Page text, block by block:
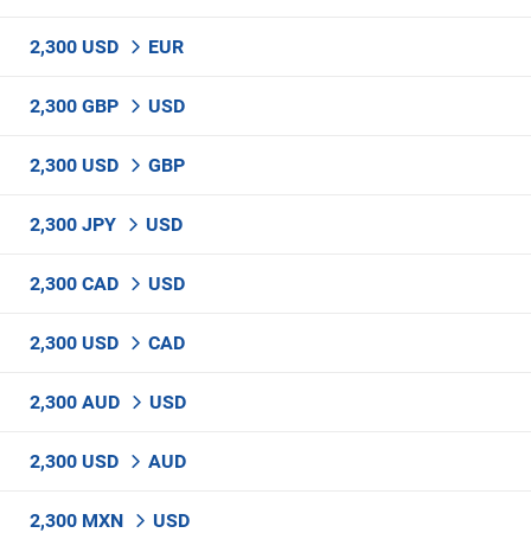
2,300 USD EUR
2,300 GBP USD
2,300 USD GBP
2,300 JPY USD
2,300 CAD USD
2,300 USD CAD
2,300 AUD USD
2,300 USD AUD
2,300 MXN USD